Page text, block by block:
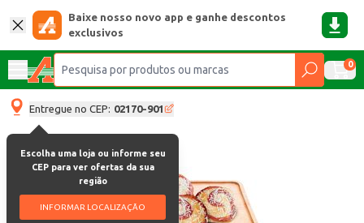
Baixe nosso novo app e ganhe descontos
exclusivos
0
Entregue no CEP: 02170-901
Escolha uma loja ou informe seu
CEP para ver ofertas da sua
região
INFORMAR LOCALIZAÇÃO